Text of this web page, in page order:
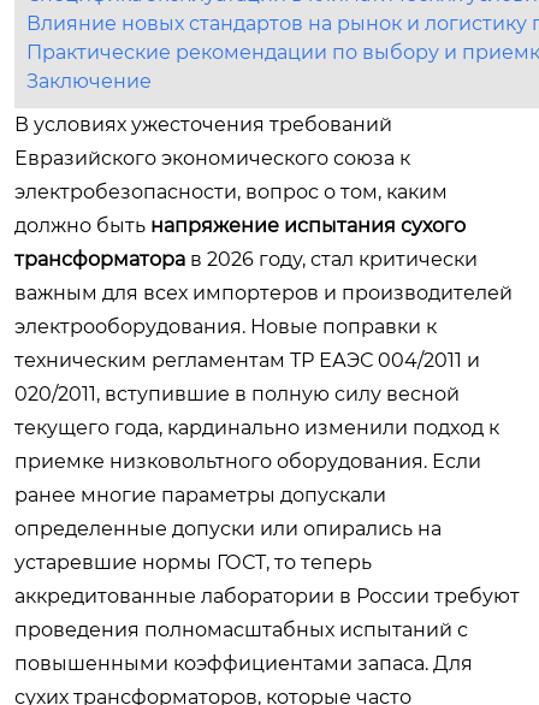
Влияние новых стандартов на рынок и логистику
Практические рекомендации по выбору и
Заключение
В условиях ужесточения требований
Евразийского экономического союза к
электробезопасности, вопрос о том, каким
должно быть напряжение испытания сухого
трансформатора в 2026 году, стал критически
важным для всех импортеров и производителей
электрооборудования. Новые поправки к
техническим регламентам ТР ЕАЭС 004/2011 и
020/2011, вступившие в полную силу весной
текущего года, кардинально изменили подход к
приемке низковольтного оборудования. Если
ранее многие параметры допускали
определенные допуски или опирались на
устаревшие нормы ГОСТ, то теперь
аккредитованные лаборатории в России требуют
проведения полномасштабных испытаний с
повышенными коэффициентами запаса. Для
сухих трансформаторов, которые часто